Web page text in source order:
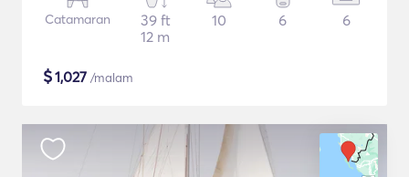
Catamaran
39 ft
12 m
10 6 6
$1,027 /malam